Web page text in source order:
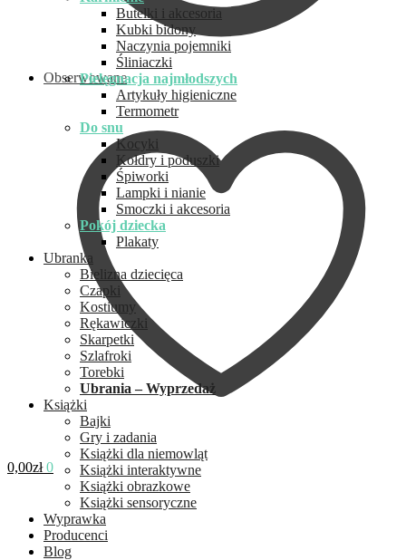
Obserwowane
0,00zł 0
Butelki i akcesoria
Kubki bidony
Naczynia pojemniki
Śliniaczki
Pielęgnacja najmłodszych
Artykuły higieniczne
Termometr
Do snu
Kocyki
Kołdry i poduszki
Śpiworki
Lampki i nianie
Smoczki i akcesoria
Pokój dziecka
Plakaty
Ubranka
Bielizna dziecięca
Czapki
Kostiumy
Rękawiczki
Skarpetki
Szlafroki
Torebki
Ubrania – Wyprzedaż
Książki
Bajki
Gry i zadania
Książki dla niemowląt
Książki interaktywne
Książki obrazkowe
Książki sensoryczne
Wyprawka
Producenci
Blog